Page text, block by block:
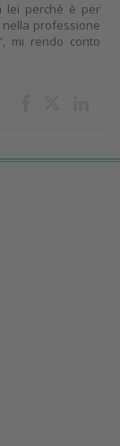
lei perché è per
professione
mi rendo conto